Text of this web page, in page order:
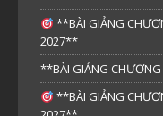
**BÀI GIẢNG
2027**
**BÀI GIẢNG
**BÀI GIẢNG